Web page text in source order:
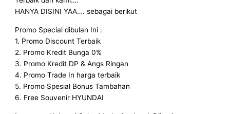
HANYA DISINI YAA…. sebagai berikut
Promo Special dibulan Ini :
1. Promo Discount Terbaik
2. Promo Kredit Bunga 0%
3. Promo Kredit DP & Angs Ringan
4. Promo Trade In harga terbaik
5. Promo Spesial Bonus Tambahan
6. Free Souvenir HYUNDAI